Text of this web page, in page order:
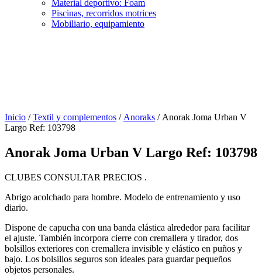
Material deportivo: Foam
Piscinas, recorridos motrices
Mobiliario, equipamiento
Inicio /Textil y complementos / Anoraks / Anorak Joma Urban V
Largo Ref: 103798
Anorak Joma Urban V Largo Ref: 103798
CLUBES CONSULTAR PRECIOS .
Abrigo acolchado para hombre. Modelo de entrenamiento y uso
diario.
Dispone de capucha con una banda elástica alrededor para facilitar
el ajuste. También incorpora cierre con cremallera y tirador, dos
bolsillos exteriores con cremallera invisible y elástico en puños y
bajo. Los bolsillos seguros son ideales para guardar pequeños
objetos personales.